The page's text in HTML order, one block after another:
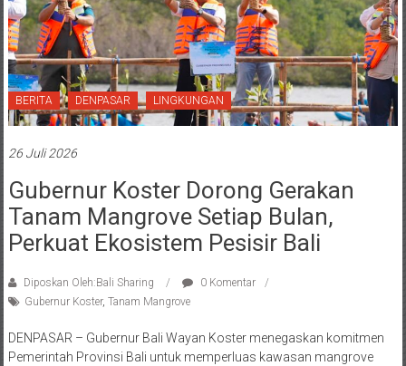
BERITA DENPASAR LINGKUNGAN
26 Juli 2026
Gubernur Koster Dorong Gerakan
Tanam Mangrove Setiap Bulan,
Perkuat Ekosistem Pesisir Bali
Diposkan Oleh:Bali Sharing
0 Komentar
Gubernur Koster, Tanam Mangrove
DENPASAR – Gubernur Bali Wayan Koster menegaskan komitmen
Pemerintah Provinsi Bali untuk memperluas kawasan mangrove